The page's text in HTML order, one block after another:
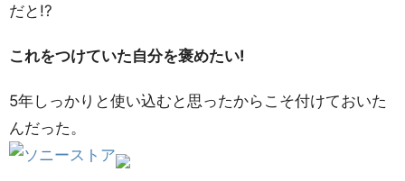
だと!?
これをつけていた自分を褒めたい!
5年しっかりと使い込むと思ったからこそ付けておいた
んだった。